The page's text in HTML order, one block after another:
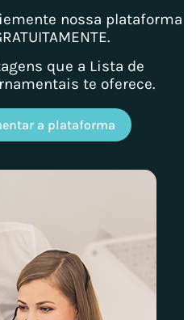
nossa plataforma
que a Lista de
te oferece.
a plataforma